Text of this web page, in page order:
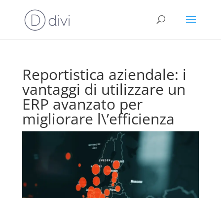
Reportistica aziendale: i
vantaggi di utilizzare un
ERP avanzato per
migliorare l\’efficienza